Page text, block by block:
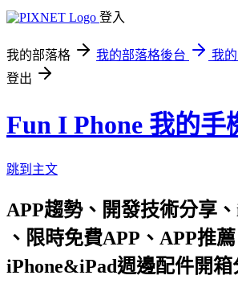
登入
我的部落格 我的部落格後台
我
登出
Fun I Phone 我的手
跳到主文
APP趨勢、開發技術分享
、限時免費APP、APP推薦
iPhone&iPad週邊配件開箱